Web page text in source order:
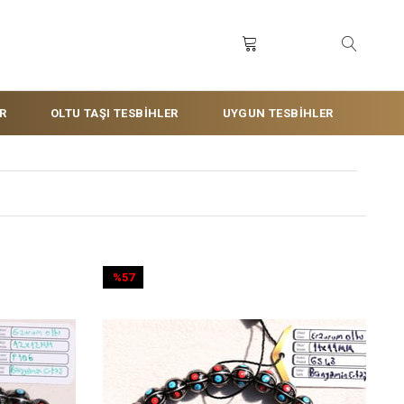
OLTU TAŞI TESBİHLER UYGUN TESBİHLER
%57
%57İndirim